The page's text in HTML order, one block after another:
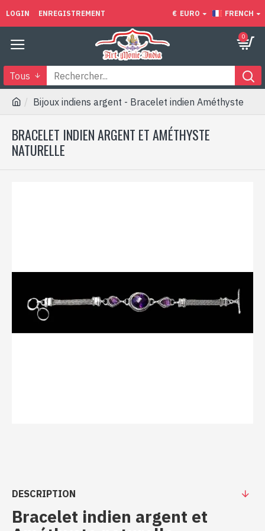
LOGIN ENREGISTREMENT € EURO FRENCH
0
Tous
Bijoux indiens argent - Bracelet indien Améthyste
BRACELET INDIEN ARGENT ET AMÉTHYSTE
NATURELLE
DESCRIPTION
Bracelet indien argent et